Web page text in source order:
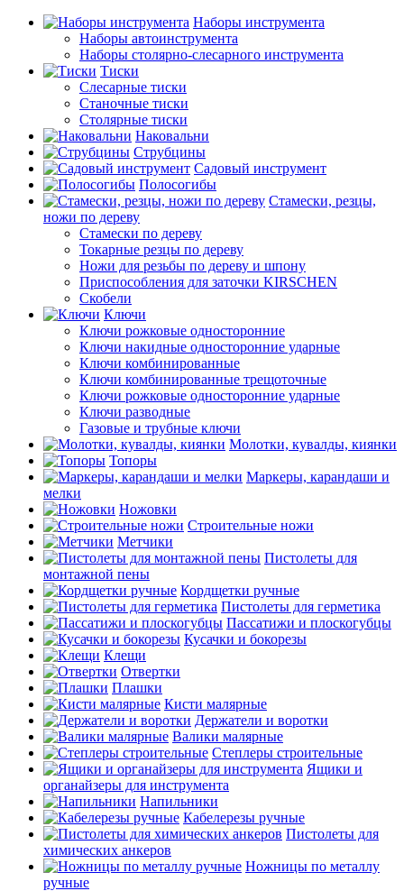
Наборы инструмента
Наборы автоинструмента
Наборы столярно-слесарного инструмента
Тиски
Слесарные тиски
Станочные тиски
Столярные тиски
Наковальни
Струбцины
Садовый инструмент
Полосогибы
Стамески, резцы,
ножи по дереву
Стамески по дереву
Токарные резцы по дереву
Ножи для резьбы по дереву и шпону
Приспособления для заточки KIRSCHEN
Скобели
Ключи
Ключи рожковые односторонние
Ключи накидные односторонние ударные
Ключи комбинированные
Ключи комбинированные трещоточные
Ключи рожковые односторонние ударные
Ключи разводные
Газовые и трубные ключи
Молотки, кувалды, киянки
Топоры
Маркеры, карандаши и
мелки
Ножовки
Строительные ножи
Метчики
Пистолеты для
монтажной пены
Кордщетки ручные
Пистолеты для герметика
Пассатижи и плоскогубцы
Кусачки и бокорезы
Клещи
Отвертки
Плашки
Кисти малярные
Держатели и воротки
Валики малярные
Степлеры строительные
Ящики и
органайзеры для инструмента
Напильники
Кабелерезы ручные
Пистолеты для
химических анкеров
Ножницы по металлу
ручные